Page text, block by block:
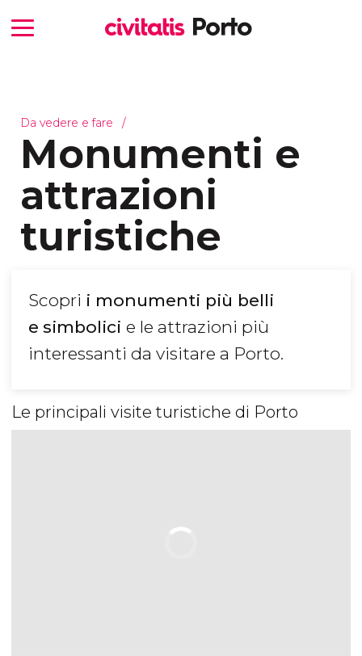
Da vedere e fare
Monumenti e
attrazioni
turistiche
Scopri i monumenti più belli
e simbolici e le attrazioni più
interessanti da visitare a Porto.
Le principali visite turistiche di Porto